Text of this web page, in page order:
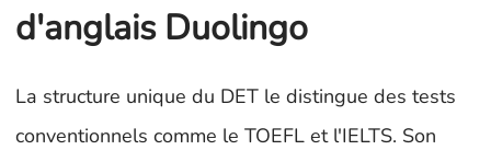
d'anglais Duolingo
La structure unique du DET le distingue des tests
conventionnels comme le TOEFL et l'IELTS. Son